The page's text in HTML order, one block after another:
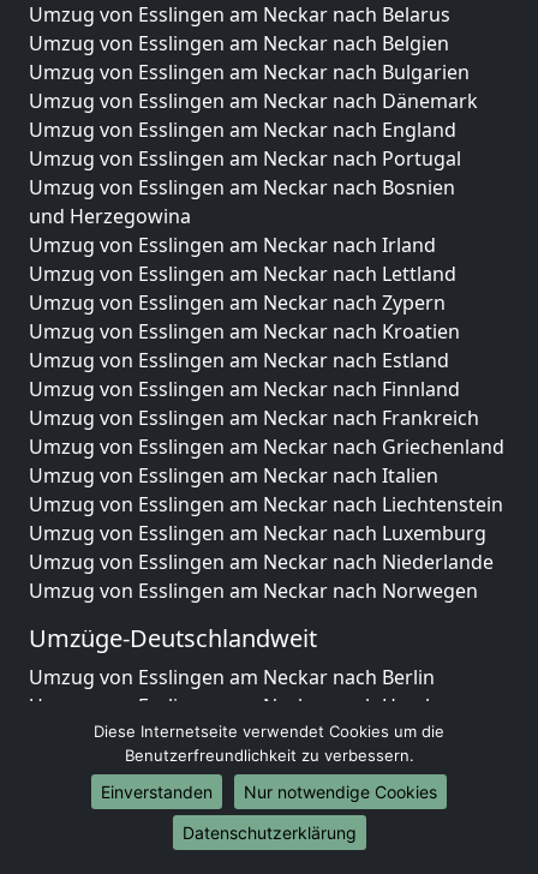
Umzug von Esslingen am Neckar nach Belarus
Umzug von Esslingen am Neckar nach Belgien
Umzug von Esslingen am Neckar nach Bulgarien
Umzug von Esslingen am Neckar nach Dänemark
Umzug von Esslingen am Neckar nach England
Umzug von Esslingen am Neckar nach Portugal
Umzug von Esslingen am Neckar nach Bosnien
und Herzegowina
Umzug von Esslingen am Neckar nach Irland
Umzug von Esslingen am Neckar nach Lettland
Umzug von Esslingen am Neckar nach Zypern
Umzug von Esslingen am Neckar nach Kroatien
Umzug von Esslingen am Neckar nach Estland
Umzug von Esslingen am Neckar nach Finnland
Umzug von Esslingen am Neckar nach Frankreich
Umzug von Esslingen am Neckar nach Griechenland
Umzug von Esslingen am Neckar nach Italien
Umzug von Esslingen am Neckar nach Liechtenstein
Umzug von Esslingen am Neckar nach Luxemburg
Umzug von Esslingen am Neckar nach Niederlande
Umzug von Esslingen am Neckar nach Norwegen
Umzüge-Deutschlandweit
Umzug von Esslingen am Neckar nach Berlin
Umzug von Esslingen am Neckar nach Hamburg
Umzug von Esslingen am Neckar nach München
Umzug von Esslingen am Neckar nach Köln
Umzug von Esslingen am Neckar nach Frankfurt am
Umzug von Esslingen am Neckar nach Stuttgart
Diese Internetseite verwendet Cookies um die
Benutzerfreundlichkeit zu verbessern.
Einverstanden
Nur notwendige Cookies
Datenschutzerklärung